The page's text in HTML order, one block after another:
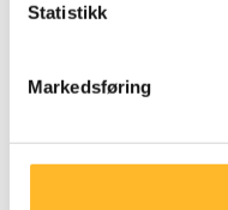
Statistikk
Markedsføring
Senior Andreas